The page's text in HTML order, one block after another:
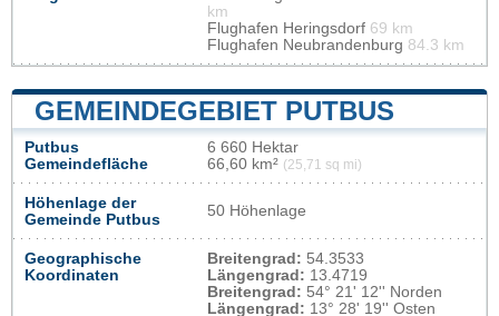
km
Flughafen Heringsdorf 69 km
Flughafen Neubrandenburg 84.3 km
GEMEINDEGEBIET PUTBUS
Putbus
Gemeindefläche
6 660 Hektar
66,60 km² (25,71 sq mi)
Höhenlage der
Gemeinde Putbus
50 Höhenlage
Geographische
Koordinaten
Breitengrad: 54.3533
Längengrad: 13.4719
Breitengrad: 54° 21' 12'' Norden
Längengrad: 13° 28' 19'' Osten